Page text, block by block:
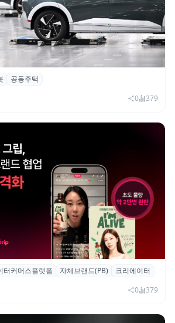
파트 단지 내 공동주택 주차
공동주택
0 379
터·브랜드 협업 브랜드(PB)
2시간 만에 완판
터커머스플랫폼 자체브랜드(PB)
크리에이터
0 379